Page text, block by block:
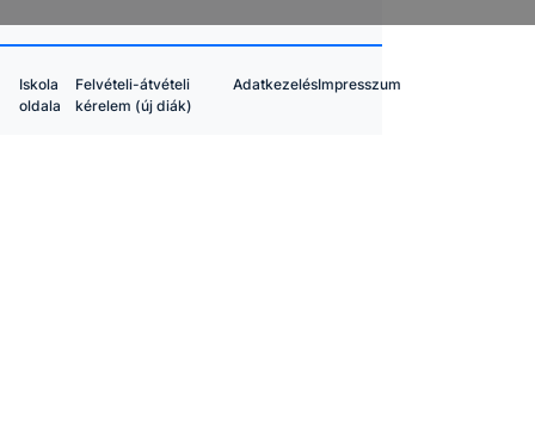
Iskola
oldala
Felvételi-átvételi
kérelem (új diák)
AdatkezelésImpresszum